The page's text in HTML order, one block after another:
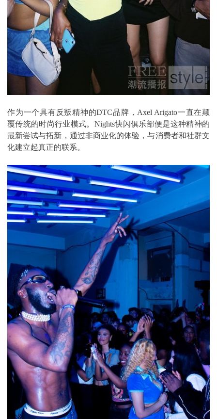
作为一个具有反叛精神的DTC品牌，Axel Arigato一直在颠
覆传统的时尚行业模式。Nights快闪俱乐部便是这种精神的
最新尝试与拓新，通过非商业化的体验，与消费者和社群文
化建立起真正的联系。